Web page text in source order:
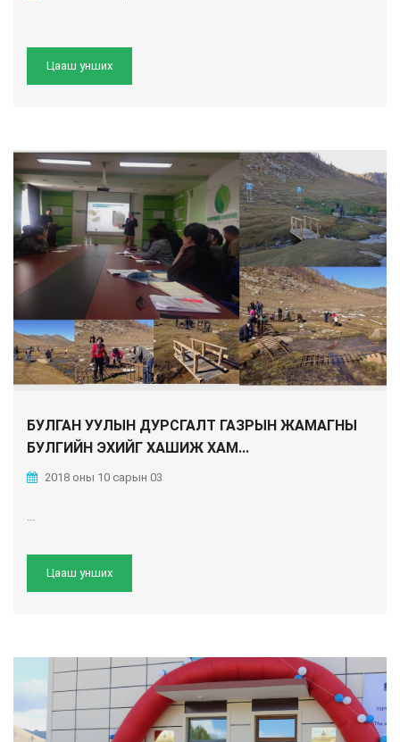
Цааш унших
БУЛГАН УУЛЫН ДУРСГАЛТ ГАЗРЫН ЖАМАГНЫ
БУЛГИЙН ЭХИЙГ ХАШИЖ ХАМ...
2018 оны 10 сарын 03
...
Цааш унших